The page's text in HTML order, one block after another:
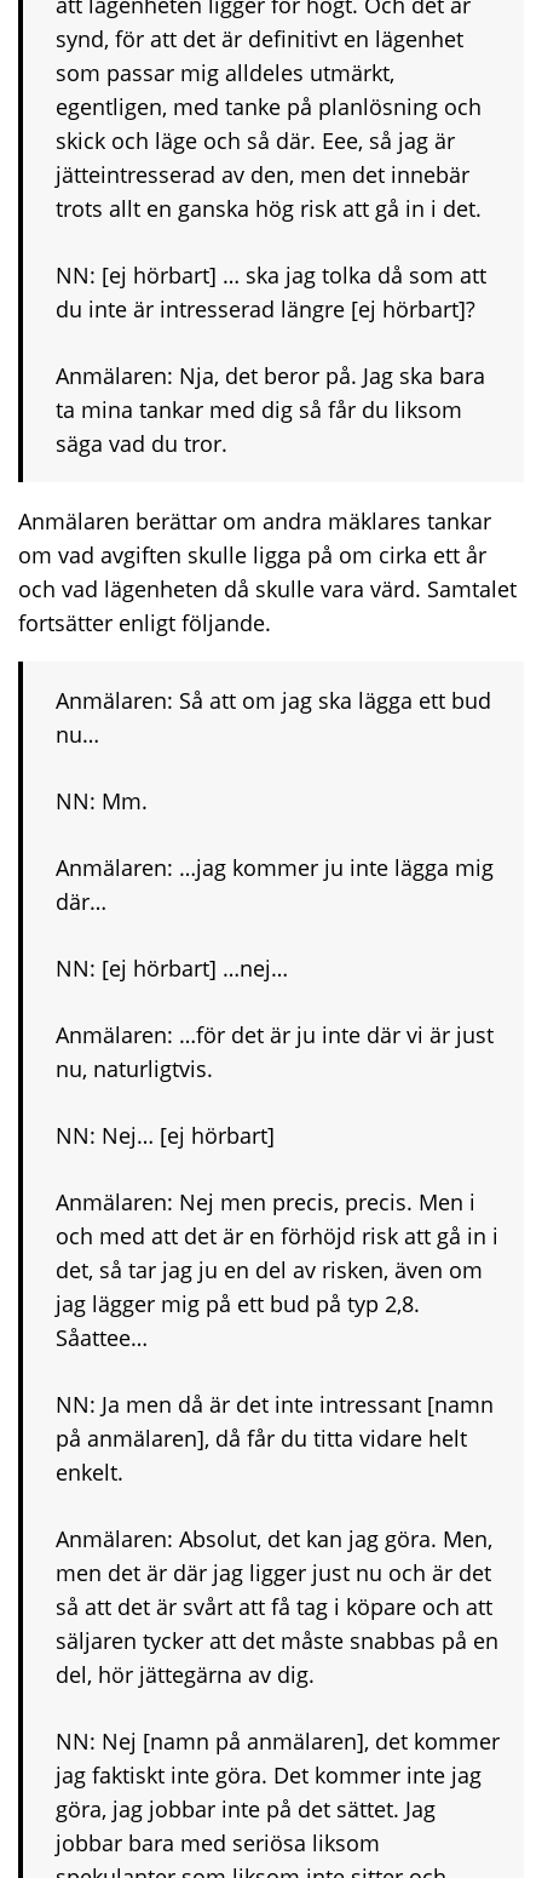
synd, för att det är definitivt en lägenhet
som passar mig alldeles utmärkt,
egentligen, med tanke på planlösning och
skick och läge och så där. Eee, så jag är
jätteintresserad av den, men det innebär
trots allt en ganska hög risk att gå in i det.
NN: [ej hörbart] … ska jag tolka då som att
du inte är intresserad längre [ej hörbart]?
Anmälaren: Nja, det beror på. Jag ska bara
ta mina tankar med dig så får du liksom
säga vad du tror.
Anmälaren berättar om andra mäklares tankar
om vad avgiften skulle ligga på om cirka ett år
och vad lägenheten då skulle vara värd. Samtalet
fortsätter enligt följande.
Anmälaren: Så att om jag ska lägga ett bud
nu…
NN: Mm.
Anmälaren: …jag kommer ju inte lägga mig
där…
NN: [ej hörbart] …nej…
Anmälaren: …för det är ju inte där vi är just
nu, naturligtvis.
NN: Nej… [ej hörbart]
Anmälaren: Nej men precis, precis. Men i
och med att det är en förhöjd risk att gå in i
det, så tar jag ju en del av risken, även om
jag lägger mig på ett bud på typ 2,8.
Såattee…
NN: Ja men då är det inte intressant [namn
på anmälaren], då får du titta vidare helt
enkelt.
Anmälaren: Absolut, det kan jag göra. Men,
men det är där jag ligger just nu och är det
så att det är svårt att få tag i köpare och att
säljaren tycker att det måste snabbas på en
del, hör jättegärna av dig.
NN: Nej [namn på anmälaren], det kommer
jag faktiskt inte göra. Det kommer inte jag
göra, jag jobbar inte på det sättet. Jag
jobbar bara med seriösa liksom